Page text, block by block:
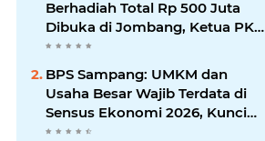
Berhadiah Total Rp 500 Juta
Dibuka di Jombang, Ketua PKDI
Jatim Syaifullah Mahdi: Ajang
Komunikasi Antar-Kades untuk
Memajukan Desa
BPS Sampang: UMKM dan
Usaha Besar Wajib Terdata di
Sensus Ekonomi 2026, Kunci
Kebijakan Tepat Sasaran